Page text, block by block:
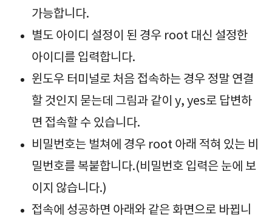
가능합니다.
별도 아이디 설정이 된 경우 root 대신 설정한
아이디를 입력합니다.
윈도우 터미널로 처음 접속하는 경우 정말 연결
할 것인지 묻는데 그림과 같이 y, yes로 답변하
면 접속할 수 있습니다.
비밀번호는 벌쳐에 경우 root 아래 적혀 있는 비
밀번호를 복붙합니다.(비밀번호 입력은 눈에 보
이지 않습니다.)
접속에 성공하면 아래와 같은 화면으로 바뀝니